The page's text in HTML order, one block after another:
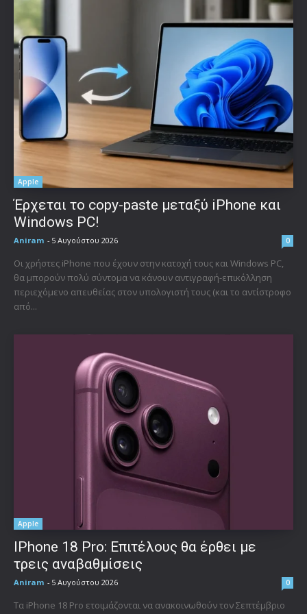
Apple
Έρχεται το copy-paste μεταξύ iPhone και
Windows PC!
Aniram - 5 Αυγούστου 2026 0
Οι χρήστες iPhone που έχουν στην κατοχή τους και Windows PC,
θα μπορούν πολύ σύντομα να κάνουν αντιγραφή-επικόλληση
περιεχόμενο απευθείας στον υπολογιστή τους (και το αντίστροφο
από...
Apple
IPhone 18 Pro: Επιτέλους θα έρθει με
τρεις αναβαθμίσεις
Aniram - 5 Αυγούστου 2026 0
Τα iPhone 18 Pro ετοιμάζονται να ανακοινωθούν τον Σεπτέμβριο